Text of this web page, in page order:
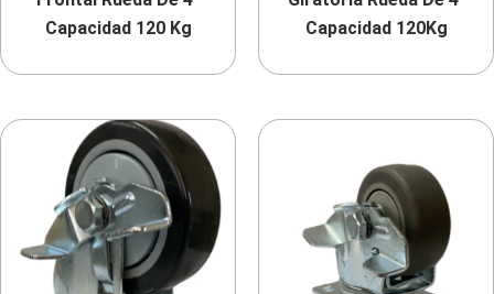
Capacidad 120 Kg
Capacidad 120Kg